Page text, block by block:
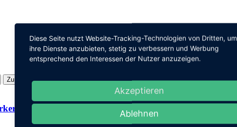
Zurücksetzen
Diese Seite nutzt Website-Tracking-Technologien von Dritten, um
ihre Dienste anzubieten, stetig zu verbessern und Werbung
entsprechend den Interessen der Nutzer anzuzeigen.
Akzeptieren
Ablehnen